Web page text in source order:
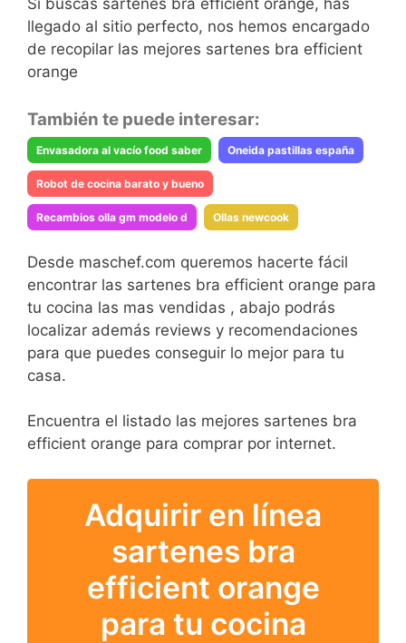
Si buscas sartenes bra efficient orange, has
llegado al sitio perfecto, nos hemos encargado
de recopilar las mejores sartenes bra efficient
orange
También te puede interesar:
Envasadora al vacío food saber Oneida pastillas españa
Robot de cocina barato y bueno
Recambios olla gm modelo d Ollas newcook
Desde maschef.com queremos hacerte fácil
encontrar las sartenes bra efficient orange para
tu cocina las mas vendidas , abajo podrás
localizar además reviews y recomendaciones
para que puedes conseguir lo mejor para tu
casa.
Encuentra el listado las mejores sartenes bra
efficient orange para comprar por internet.
Adquirir en línea
sartenes bra
efficient orange
para tu cocina